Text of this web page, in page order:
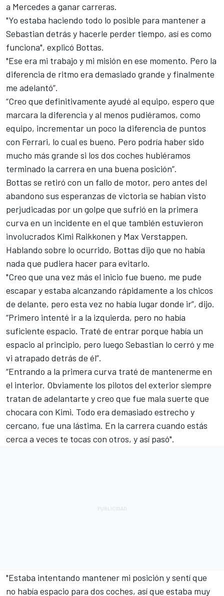
a Mercedes a ganar carreras.
"Yo estaba haciendo todo lo posible para mantener a
Sebastian detrás y hacerle perder tiempo, así es como
funciona", explicó Bottas.
"Ese era mi trabajo y mi misión en ese momento. Pero la
diferencia de ritmo era demasiado grande y finalmente
me adelantó”.
“Creo que definitivamente ayudé al equipo, espero que
marcara la diferencia y al menos pudiéramos, como
equipo, incrementar un poco la diferencia de puntos
con Ferrari, lo cual es bueno. Pero podría haber sido
mucho más grande si los dos coches hubiéramos
terminado la carrera en una buena posición”.
Bottas se retiró con un fallo de motor, pero antes del
abandono sus esperanzas de victoria se habían visto
perjudicadas por un golpe que sufrió en la primera
curva en un incidente en el que también estuvieron
involucrados Kimi Raikkonen y Max Verstappen.
Hablando sobre lo ocurrido, Bottas dijo que no había
nada que pudiera hacer para evitarlo.
"Creo que una vez más el inicio fue bueno, me pude
escapar y estaba alcanzando rápidamente a los chicos
de delante, pero esta vez no había lugar donde ir”, dijo.
“Primero intenté ir a la izquierda, pero no había
suficiente espacio. Traté de entrar porque había un
espacio al principio, pero luego Sebastian lo cerró y me
vi atrapado detrás de él”.
“Entrando a la primera curva traté de mantenerme en
el interior. Obviamente los pilotos del exterior siempre
tratan de adelantarte y creo que fue mala suerte que
chocara con Kimi. Todo era demasiado estrecho y
cercano, fue una lástima. En la carrera cuando estás
cerca a veces te tocas con otros, y así pasó".
"Estaba intentando mantener mi posición y sentí que
no había espacio para dos coches, así que estaba muy